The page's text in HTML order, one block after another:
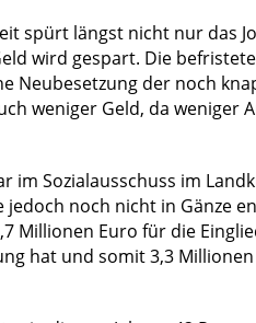
spürt längst nicht nur das
wird gespart. Die
Neubesetzung der noch
weniger Geld, da weniger
im Sozialausschuss im
noch nicht in Gänze
Millionen Euro für die
hat und somit 3,3